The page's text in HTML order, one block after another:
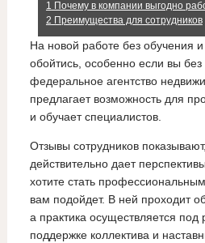
1 Почему в компании выгодно
2 Преимущества для сотрудников
На новой работе без обучения
обойтись, особенно если вы
федеральное агентство
предлагает возможность для
и обучает специалистов.
Отзывы сотрудников
действительно дает
хотите стать
вам подойдет. В ней проходит
а практика осуществляется под
поддержке коллектива и